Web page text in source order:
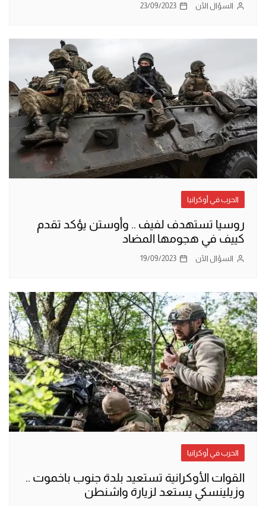
السؤال الآن 23/09/2023
الحرب في أوكرانيا
روسيا تستهدف لفيف .. وأوستن يؤكد تقدم
كييف في هجومها المضاد
السؤال الآن 19/09/2023
الحرب في أوكرانيا
القوات الأوكرانية تستعيد بلدة جنوب باخموت ..
وزيلينسكي يستعد لزيارة واشنطن